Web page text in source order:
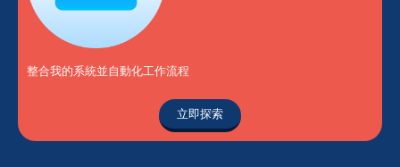
整合我的系統並自動化工作流程
立即探索